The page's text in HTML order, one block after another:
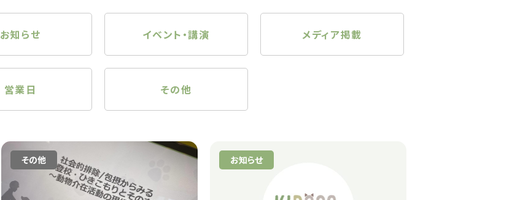
お知らせ イベント・講演 メディア掲載
営業日 その他
その他 お知らせ